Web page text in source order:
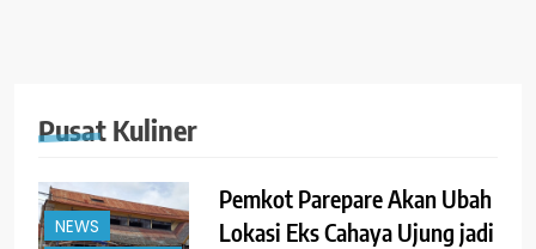
Pusat Kuliner
NEWS
Pemkot Parepare Akan Ubah
Lokasi Eks Cahaya Ujung jadi